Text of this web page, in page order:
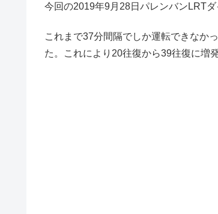
今回の2019年9月28日パレンバンLRT
これまで37分間隔でしか運転できなか
た。これにより20往復から39往復に増